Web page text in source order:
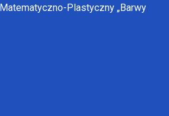
Plastyczny „Barwy